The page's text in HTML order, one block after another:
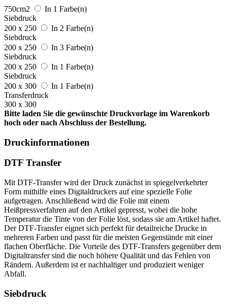
750cm2
In 1 Farbe(n)
Siebdruck
200 x 250
In 2 Farbe(n)
Siebdruck
200 x 250
In 3 Farbe(n)
Siebdruck
200 x 250
In 1 Farbe(n)
Siebdruck
200 x 300
In 1 Farbe(n)
Transferdruck
300 x 300
Bitte laden Sie die gewünschte Druckvorlage im Warenkorb
hoch oder nach Abschluss der Bestellung.
Druckinformationen
DTF Transfer
Mit DTF-Transfer wird der Druck zunächst in spiegelverkehrter
Form mithilfe eines Digitaldruckers auf eine spezielle Folie
aufgetragen. Anschließend wird die Folie mit einem
Heißpressverfahren auf den Artikel gepresst, wobei die hohe
Temperatur die Tinte von der Folie löst, sodass sie am Artikel haftet.
Der DTF-Transfer eignet sich perfekt für detailreiche Drucke in
mehreren Farben und passt für die meisten Gegenstände mit einer
flachen Oberfläche. Die Vorteile des DTF-Transfers gegenüber dem
Digitaltransfer sind die noch höhere Qualität und das Fehlen von
Rändern. Außerdem ist er nachhaltiger und produziert weniger
Abfall.
Siebdruck